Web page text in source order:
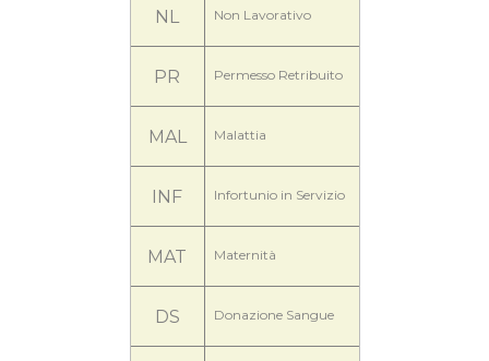
NL Non Lavorativo
PR Permesso Retribuito
MAL Malattia
INF Infortunio in Servizio
MAT Maternità
DS Donazione Sangue